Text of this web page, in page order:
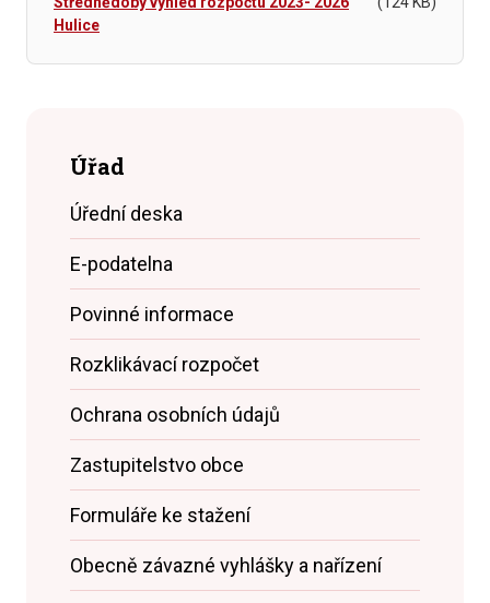
Hulice
Úřad
Úřední deska
E-podatelna
Povinné informace
Rozklikávací rozpočet
Ochrana osobních údajů
Zastupitelstvo obce
Formuláře ke stažení
Obecně závazné vyhlášky a nařízení